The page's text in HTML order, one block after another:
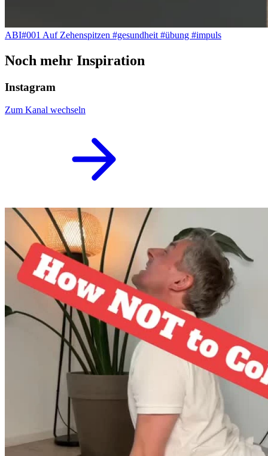
ABI#001 Auf Zehenspitzen #gesundheit #übung #impuls
Noch mehr Inspiration
Instagram
Zum Kanal wechseln